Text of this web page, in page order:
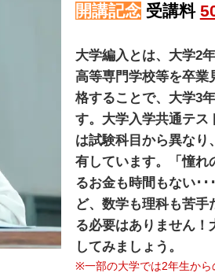
開講記念受講料
大学編入とは、大学2
高等専門学校等を卒業
格することで、大学3
す。大学入学共通テス
は試験科目から異なり
有しています。「憧れ
るお金も時間もない･
ど、数学も理科も苦手
る必要はありません！
してみましょう。
※一部の大学では2年生から